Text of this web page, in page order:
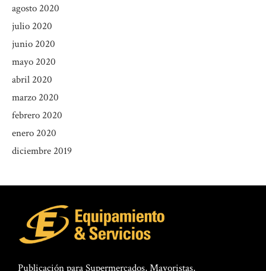
agosto 2020
julio 2020
junio 2020
mayo 2020
abril 2020
marzo 2020
febrero 2020
enero 2020
diciembre 2019
Publicación para Supermercados, Mayoristas,